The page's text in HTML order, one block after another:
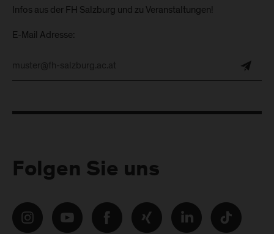
Infos aus der FH Salzburg und zu Veranstaltungen!
E-Mail Adresse:
Folgen Sie uns